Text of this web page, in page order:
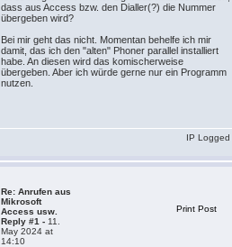
dass aus Access bzw. den Dialler(?) die Nummer
übergeben wird?
Bei mir geht das nicht. Momentan behelfe ich mir
damit, das ich den "alten" Phoner parallel installiert
habe. An diesen wird das komischerweise
übergeben. Aber ich würde gerne nur ein Programm
nutzen.
IP Logged
Re: Anrufen aus
Mikrosoft
Access usw.
Reply #1 - 11.
May 2024 at
14:10
Print Post